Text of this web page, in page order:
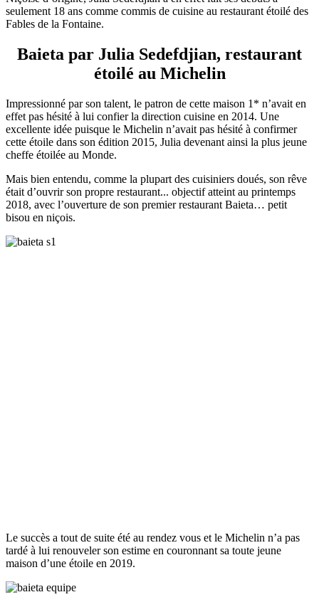
seulement 18 ans comme commis de cuisine au restaurant étoilé des
Fables de la Fontaine.
Baieta par Julia Sedefdjian, restaurant
étoilé au Michelin
Impressionné par son talent, le patron de cette maison 1* n’avait en
effet pas hésité à lui confier la direction cuisine en 2014. Une
excellente idée puisque le Michelin n’avait pas hésité à confirmer
cette étoile dans son édition 2015, Julia devenant ainsi la plus jeune
cheffe étoilée au Monde.
Mais bien entendu, comme la plupart des cuisiniers doués, son rêve
était d’ouvrir son propre restaurant... objectif atteint au printemps
2018, avec l’ouverture de son premier restaurant Baieta… petit
bisou en niçois.
Le succès a tout de suite été au rendez vous et le Michelin n’a pas
tardé à lui renouveler son estime en couronnant sa toute jeune
maison d’une étoile en 2019.